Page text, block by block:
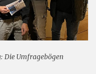
Umfragebögen